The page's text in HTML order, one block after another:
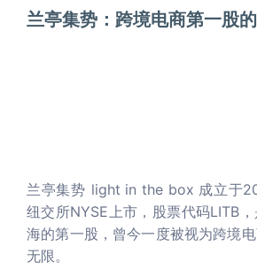
2025-06-24
兰亭集势：跨境电商第一股
兰亭集势 light in the box 成立于
纽交所NYSE上市，股票代码LITB
海的第一股，曾今一度被视为跨境
无限。